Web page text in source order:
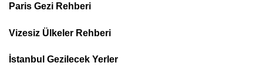
Top
Menu
Paris Gezi Rehberi
Vizesiz Ülkeler Rehberi
İstanbul Gezilecek Yerler